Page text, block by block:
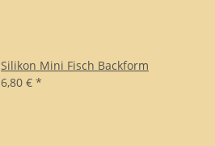
Silikon Mini Fisch Backform
6,80 € *